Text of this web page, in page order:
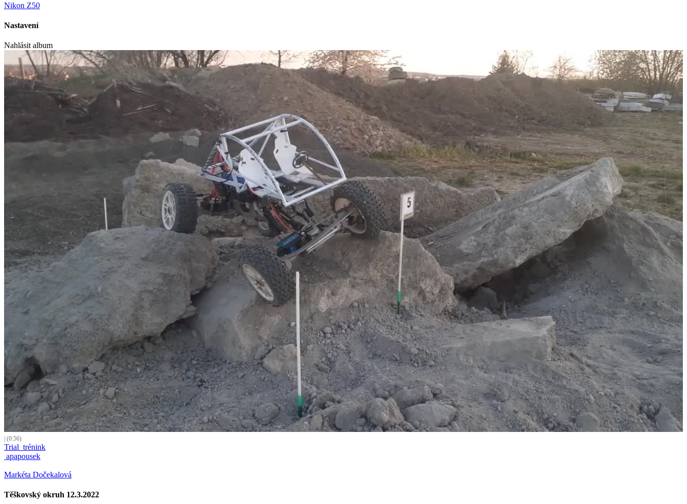
Nikon Z50
Nastavení
Nahlásit album
| (0:56)
Trial_trénink
apapousek
Markéta Dočekalová
Těškovský okruh 12.3.2022